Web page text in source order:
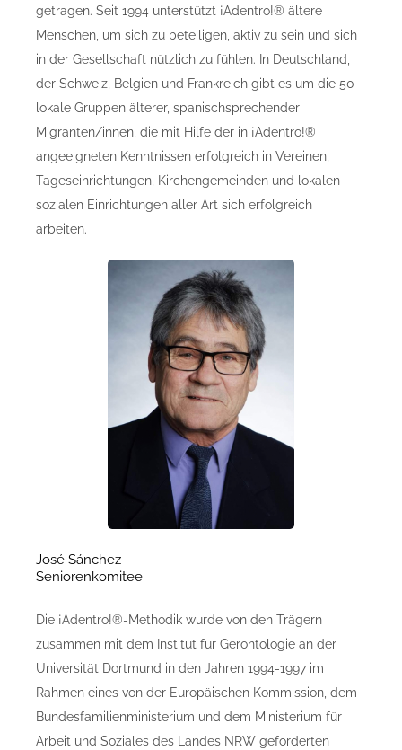
getragen. Seit 1994 unterstützt ¡Adentro!® ältere
Menschen, um sich zu beteiligen, aktiv zu sein und sich
in der Gesellschaft nützlich zu fühlen. In Deutschland,
der Schweiz, Belgien und Frankreich gibt es um die 50
lokale Gruppen älterer, spanischsprechender
Migranten/innen, die mit Hilfe der in ¡Adentro!®
angeeigneten Kenntnissen erfolgreich in Vereinen,
Tageseinrichtungen, Kirchengemeinden und lokalen
sozialen Einrichtungen aller Art sich erfolgreich
arbeiten.
José Sánchez
Seniorenkomitee
Die ¡Adentro!®-Methodik wurde von den Trägern
zusammen mit dem Institut für Gerontologie an der
Universität Dortmund in den Jahren 1994-1997 im
Rahmen eines von der Europäischen Kommission, dem
Bundesfamilienministerium und dem Ministerium für
Arbeit und Soziales des Landes NRW geförderten